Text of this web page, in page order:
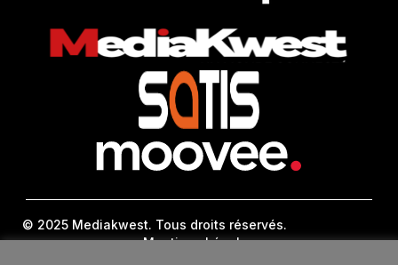
© 2025 Mediakwest. Tous droits réservés.
Mentions Légales